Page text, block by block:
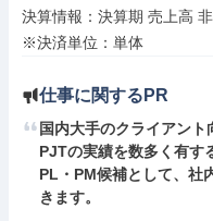
決算情報：決算期 売上高
※決済単位：単体
仕事に関するPR
国内大手のクライアン
PJTの実績を数多く有す
PL・PM候補として、社
きます。